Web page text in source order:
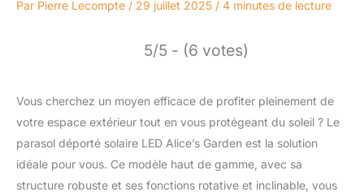
Par Pierre Lecompte / 29 juillet 2025 / 4 minutes de lecture
5/5 - (6 votes)
Vous cherchez un moyen efficace de profiter pleinement de
votre espace extérieur tout en vous protégeant du soleil ? Le
parasol déporté solaire LED Alice’s Garden est la solution
idéale pour vous. Ce modèle haut de gamme, avec sa
structure robuste et ses fonctions rotative et inclinable, vous